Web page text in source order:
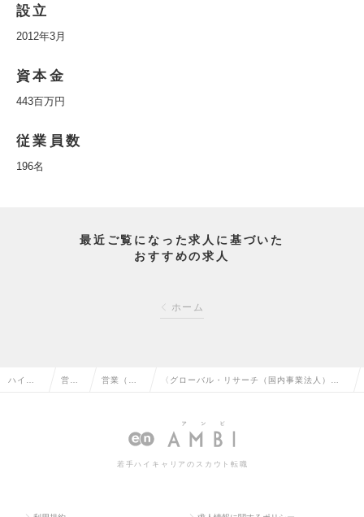
設立
2012年3月
資本金
443百万円
従業員数
196名
最近ご覧になった求人に基づいた
おすすめの求人
ホーム
ハイク 営業 営業（法 〈グローバル・リサーチ（国内事業法人）〉
ス上場の求人情報
若手ハイキャリアのスカウト転職